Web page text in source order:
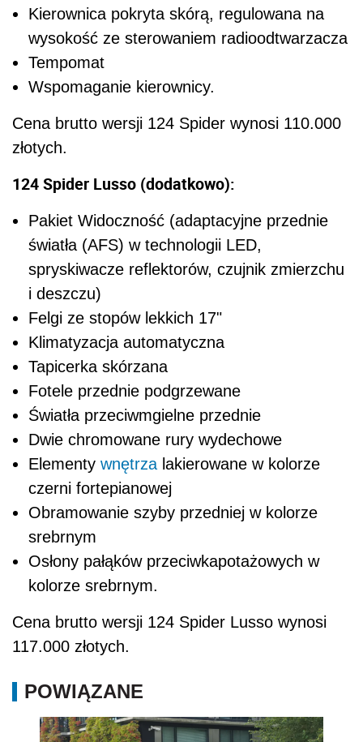
Kierownica pokryta skórą, regulowana na
wysokość ze sterowaniem radioodtwarzacza
Tempomat
Wspomaganie kierownicy.
Cena brutto wersji 124 Spider wynosi 110.000
złotych.
124 Spider Lusso (dodatkowo):
Pakiet Widoczność (adaptacyjne przednie
światła (AFS) w technologii LED,
spryskiwacze reflektorów, czujnik zmierzchu
i deszczu)
Felgi ze stopów lekkich 17"
Klimatyzacja automatyczna
Tapicerka skórzana
Fotele przednie podgrzewane
Światła przeciwmgielne przednie
Dwie chromowane rury wydechowe
Elementy wnętrza lakierowane w kolorze
czerni fortepianowej
Obramowanie szyby przedniej w kolorze
srebrnym
Osłony pałąków przeciwkapotażowych w
kolorze srebrnym.
Cena brutto wersji 124 Spider Lusso wynosi
117.000 złotych.
POWIĄZANE